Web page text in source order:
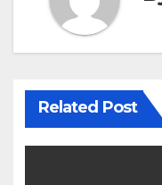
Related Post